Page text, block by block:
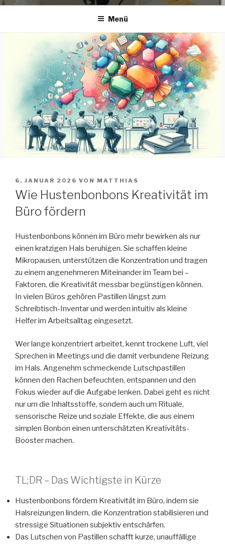
Menü
VERÖFFENTLICHT
AM
6. JANUAR 2026 VON MATTHIAS
Wie Hustenbonbons Kreativität im
Büro fördern
Hustenbonbons können im Büro mehr bewirken als nur
einen kratzigen Hals beruhigen. Sie schaffen kleine
Mikropausen, unterstützen die Konzentration und tragen
zu einem angenehmeren Miteinander im Team bei –
Faktoren, die Kreativität messbar begünstigen können.
In vielen Büros gehören Pastillen längst zum
Schreibtisch-Inventar und werden intuitiv als kleine
Helfer im Arbeitsalltag eingesetzt.
Wer lange konzentriert arbeitet, kennt trockene Luft, viel
Sprechen in Meetings und die damit verbundene Reizung
im Hals. Angenehm schmeckende Lutschpastillen
können den Rachen befeuchten, entspannen und den
Fokus wieder auf die Aufgabe lenken. Dabei geht es nicht
nur um die Inhaltsstoffe, sondern auch um Rituale,
sensorische Reize und soziale Effekte, die aus einem
simplen Bonbon einen unterschätzten Kreativitäts-
Booster machen.
TL;DR – Das Wichtigste in Kürze
Hustenbonbons fördern Kreativität im Büro, indem sie
Halsreizungen lindern, die Konzentration stabilisieren und
stressige Situationen subjektiv entschärfen.
Das Lutschen von Pastillen schafft kurze, unauffällige